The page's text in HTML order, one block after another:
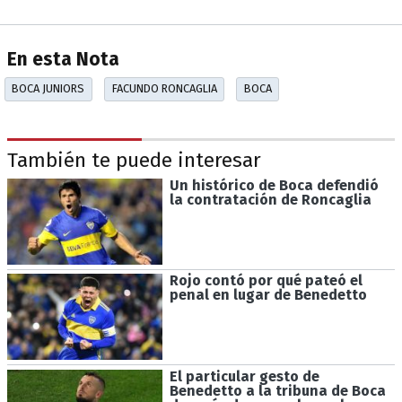
En esta Nota
BOCA JUNIORS FACUNDO RONCAGLIA BOCA
También te puede interesar
Un histórico de Boca defendió
la contratación de Roncaglia
Rojo contó por qué pateó el
penal en lugar de Benedetto
El particular gesto de
Benedetto a la tribuna de Boca